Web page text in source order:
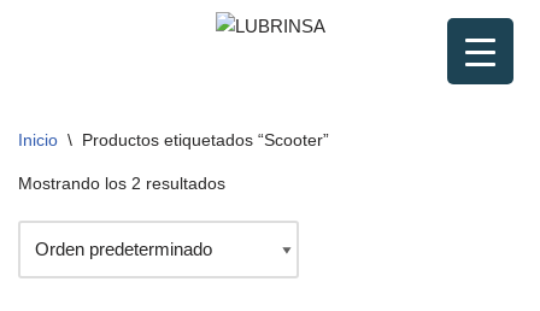
Inicio \ Productos etiquetados “Scooter”
Mostrando los 2 resultados